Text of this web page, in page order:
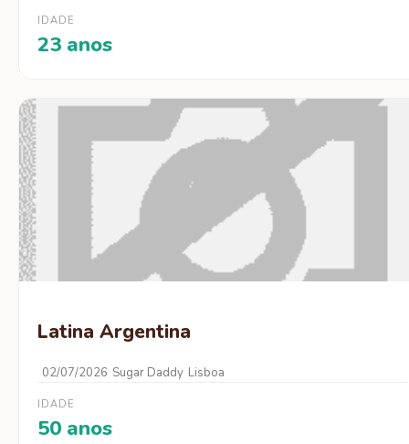
IDADE
23 anos
Latina Argentina
02/07/2026 Sugar Daddy Lisboa
IDADE
50 anos